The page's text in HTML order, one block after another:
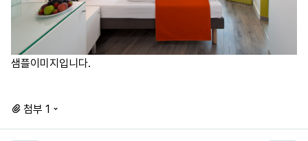
샘플이미지입니다.
첨부 1